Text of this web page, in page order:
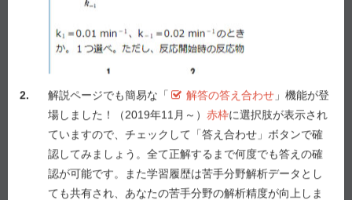
2. 解説ページでも簡易な「 解答の答え合わせ 」機能が登
場しました！（2019年11月～） 赤枠に選択肢が表示され
ていますので、チェックして「答え合わせ」ボタンで確
認してみましょう。全て正解するまで何度でも答えの確
認が可能です。また学習履歴は苦手分野解析データとし
ても共有され、あなたの苦手分野の解析精度が向上しま
と次亜塩素酸ナトリウムが反応してガスが発生し、吸
れた。
問316（実務）
救急搬送された患者に対し、病院で行う処置として
切でない
のはどれか。 選べ。